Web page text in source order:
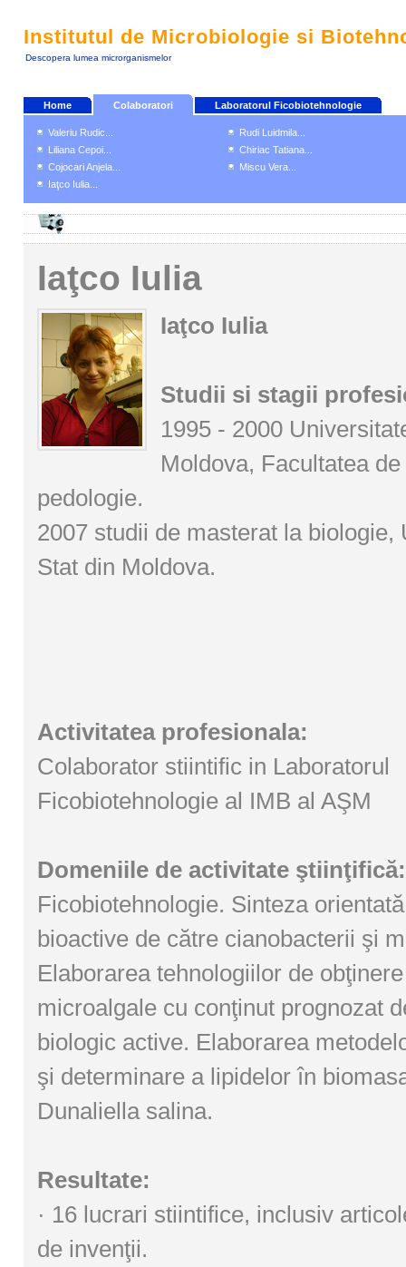
Institutul de Microbiologie si
Descopera lumea microrganismelor
Home Colaboratori Laboratorul Ficobiotehnologie
Valeriu Rudic...
Liliana Cepoi...
Cojocari Anjela...
Rudi Luidmila...
Chiriac Tatiana...
Miscu Vera...
Iaţco Iulia...
Iaţco Iulia
Iaţco Iulia
Studii si stagii
1995 - 2000
Moldova, Facultatea
pedologie.
2007 studii de masterat la biologie,
Stat din Moldova.
Activitatea profesionala:
Colaborator stiintific in Laboratorul
Ficobiotehnologie al IMB al AŞM
Domeniile de activitate ştiinţifică:
Ficobiotehnologie. Sinteza
bioactive de către cianobacterii şi
Elaborarea tehnologiilor de
microalgale cu conţinut prognozat
biologic active. Elaborarea
şi determinare a lipidelor în
Dunaliella salina.
Resultate:
· 16 lucrari stiintifice, inclusiv
de invenţii.